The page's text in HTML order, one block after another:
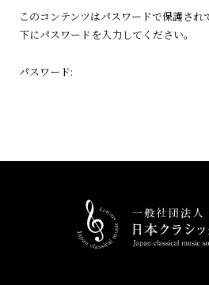
このコンテンツはパスワードで保護さ
下にパスワードを入力してください。
パスワード: